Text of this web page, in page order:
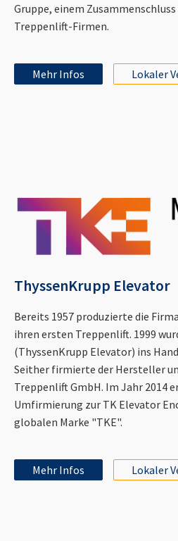
Gruppe, einem
Treppenlift-Firmen.
Mehr Infos Lokaler
ThyssenKrupp Elevator
Bereits 1957 produzierte die
ihren ersten Treppenlift. 1999
(ThyssenKrupp Elevator) ins
Seither firmierte der Hersteller
Treppenlift GmbH. Im Jahr 2014
Umfirmierung zur TK Elevator
globalen Marke "TKE".
Mehr Infos Lokaler